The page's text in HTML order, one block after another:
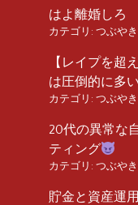
はよ離婚しろ
カテゴリ: つぶやき
【レイプを
は圧倒的に多
カテゴリ: つぶやき
20代の異常な
ティング
カテゴリ: つぶやき
貯金と資産運